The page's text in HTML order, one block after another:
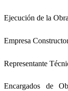
Ejecución de la
Empresa
Representante
Encargados de